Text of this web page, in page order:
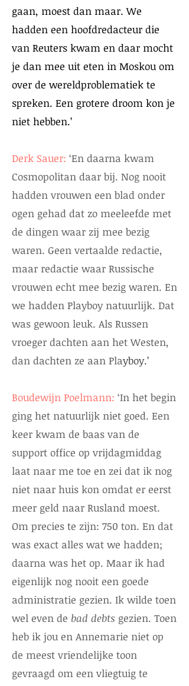
gaan, moest dan maar. We
hadden een hoofdredacteur die
van Reuters kwam en daar mocht
je dan mee uit eten in Moskou om
over de wereldproblematiek te
spreken. Een grotere droom kon je
niet hebben.’
Derk Sauer: ‘En daarna kwam
Cosmopolitan daar bij. Nog nooit
hadden vrouwen een blad onder
ogen gehad dat zo meeleefde met
de dingen waar zij mee bezig
waren. Geen vertaalde redactie,
maar redactie waar Russische
vrouwen echt mee bezig waren. En
we hadden Playboy natuurlijk. Dat
was gewoon leuk. Als Russen
vroeger dachten aan het Westen,
dan dachten ze aan Playboy.’
Boudewijn Poelmann: ‘In het begin
ging het natuurlijk niet goed. Een
keer kwam de baas van de
support office op vrijdagmiddag
laat naar me toe en zei dat ik nog
niet naar huis kon omdat er eerst
meer geld naar Rusland moest.
Om precies te zijn: 750 ton. En dat
was exact alles wat we hadden;
daarna was het op. Maar ik had
eigenlijk nog nooit een goede
administratie gezien. Ik wilde toen
wel even de bad debts gezien. Toen
heb ik jou en Annemarie niet op
de meest vriendelijke toon
gevraagd om een vliegtuig te